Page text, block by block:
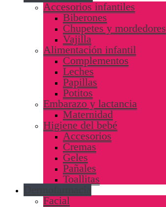
Accesorios infantiles
Biberones
Chupetes y mordedores
Vajilla
Alimentación infantil
Complementos
Leches
Papillas
Potitos
Embarazo y lactancia
Maternidad
Higiene del bebé
Accesorios
Cremas
Geles
Pañales
Toallitas
Facial